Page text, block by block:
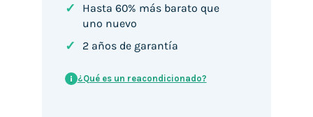
✓
Hasta 60% más barato que
uno nuevo
✓ 2 años de garantía
i ¿Qué es un reacondicionado?